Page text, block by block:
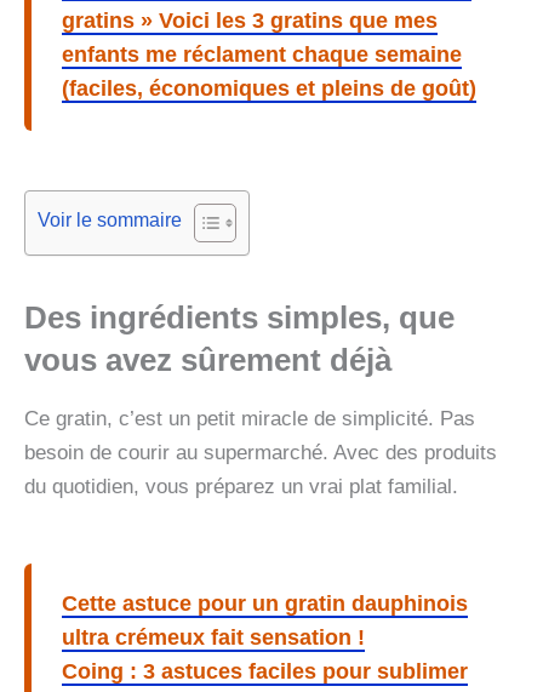
gratins » Voici les 3 gratins que mes
enfants me réclament chaque semaine
(faciles, économiques et pleins de goût)
Voir le sommaire
Des ingrédients simples, que
vous avez sûrement déjà
Ce gratin, c’est un petit miracle de simplicité. Pas
besoin de courir au supermarché. Avec des produits
du quotidien, vous préparez un vrai plat familial.
Cette astuce pour un gratin dauphinois
ultra crémeux fait sensation !
Coing : 3 astuces faciles pour sublimer